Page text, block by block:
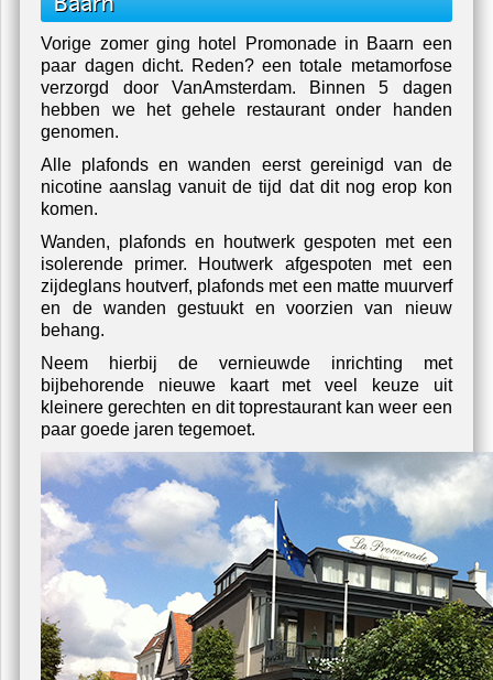
Hotel Restaurant Promenade in
Baarn
Vorige zomer ging hotel Promonade in Baarn een
paar dagen dicht. Reden? een totale metamorfose
verzorgd door VanAmsterdam. Binnen 5 dagen
hebben we het gehele restaurant onder handen
genomen.
Alle plafonds en wanden eerst gereinigd van de
nicotine aanslag vanuit de tijd dat dit nog erop kon
komen.
Wanden, plafonds en houtwerk gespoten met een
isolerende primer. Houtwerk afgespoten met een
zijdeglans houtverf, plafonds met een matte muurverf
en de wanden gestuukt en voorzien van nieuw
behang.
Neem hierbij de vernieuwde inrichting met
bijbehorende nieuwe kaart met veel keuze uit
kleinere gerechten en dit toprestaurant kan weer een
paar goede jaren tegemoet.